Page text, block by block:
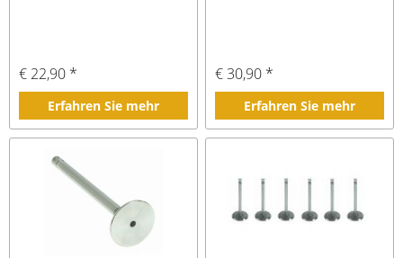
€ 22,90 *
Erfahren Sie mehr
€ 30,90 *
Erfahren Sie mehr